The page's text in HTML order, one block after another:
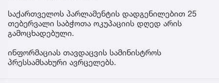
საქართველოს პარლამენტის დადგენილებით 25
თებერვალი საბჭოთა ოკუპაციის დღედ არის
გამოცხადებული.
ინფორმაციას თავდაცვის სამინისტროს
პრესსამსახური ავრცელებს.